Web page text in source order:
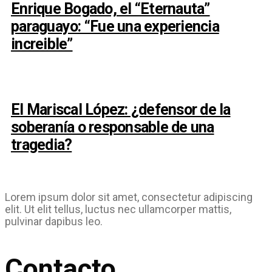
Enrique Bogado, el “Eternauta”
paraguayo: “Fue una experiencia
increible”
El Mariscal López: ¿defensor de la
soberanía o responsable de una
tragedia?
Lorem ipsum dolor sit amet, consectetur adipiscing
elit. Ut elit tellus, luctus nec ullamcorper mattis,
pulvinar dapibus leo.